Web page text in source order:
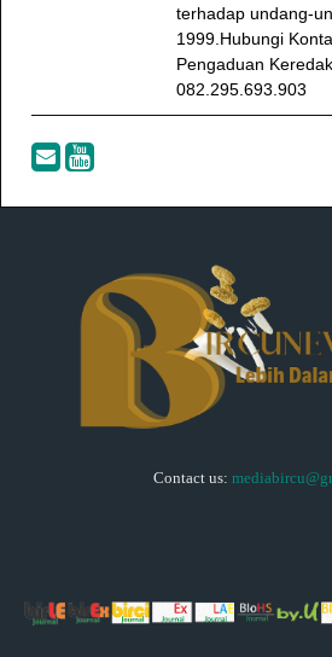
terhadap undang-
1999.Hubungi
Pengaduan
082.295.693.903
Contact us: